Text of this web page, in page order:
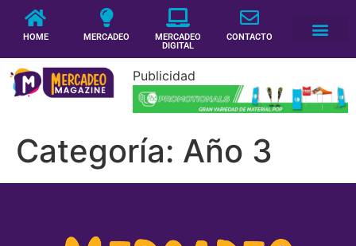
HOME MERCADEO
MERCADEO
DIGITAL
CONTACTO
Publicidad
Categoría: Año 3